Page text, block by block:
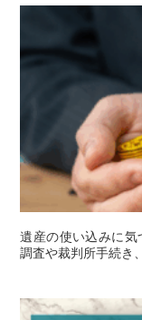
遺産の使い込みに
調査や裁判所手続き